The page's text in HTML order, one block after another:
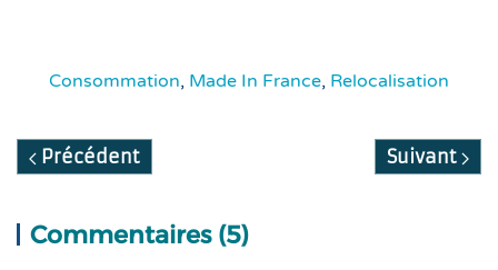
Consommation, Made In France, Relocalisation
Précédent Suivant
Commentaires (5)